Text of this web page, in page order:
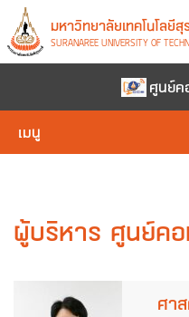
มหาวิทยาลัยเทคโนโลยีสุ
SURANAREE UNIVERSITY OF
ศูนย์ค
เมนู
ผู้บริหาร ศูนย์คอ
ศา